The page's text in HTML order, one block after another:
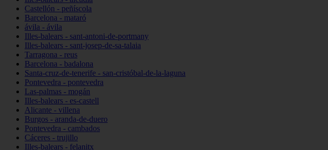
Castellón - peñíscola
Barcelona - mataró
ávila - ávila
Illes-balears - sant-antoni-de-portmany
Illes-balears - sant-josep-de-sa-talaia
Tarragona - reus
Barcelona - badalona
Santa-cruz-de-tenerife - san-cristóbal-de-la-laguna
Pontevedra - pontevedra
Las-palmas - mogán
Illes-balears - es-castell
Alicante - villena
Burgos - aranda-de-duero
Pontevedra - cambados
Cáceres - trujillo
Illes-balears - felanitx